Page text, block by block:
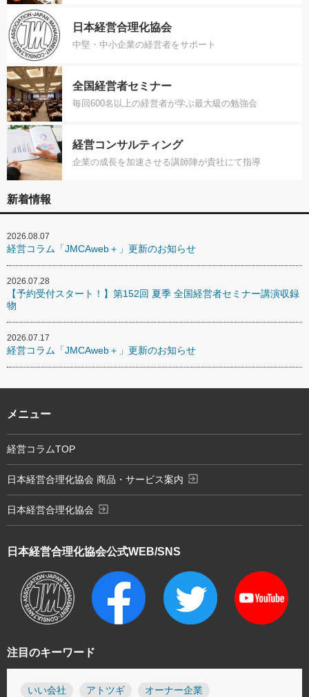
日本経営合理化協会
中堅・中小企業の経営者をサポート
全国経営者セミナー
毎回600名以上の経営者が学ぶ最大級の勉強会
経営コンサルティング
企業の成長を加速させる講師陣が貴社にて指導
新着情報
2026.08.07
経営コラム「JMCAweb＋」更新のお知らせ
2026.07.28
【予約受付スタート！】第152回 夏季 全国経営者セミナー講演収録
物
2026.07.17
経営コラム「JMCAweb＋」更新のお知らせ
注目のキーワード
いい会社 アトツギ オーナー企業
日本経営合理化協会公式WEB/SNS
メニュー
経営コラムTOP
日本経営合理化協会 商品・サービス案内 exit_to_app
日本経営合理化協会 exit_to_app